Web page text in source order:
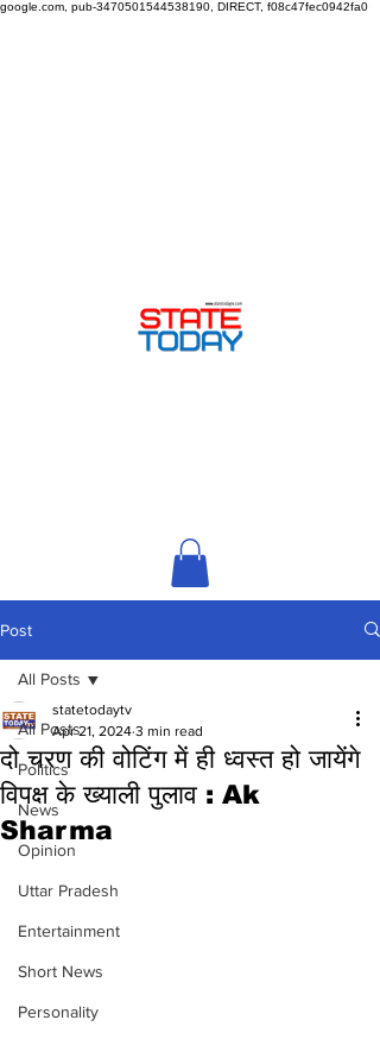
google.com, pub-3470501544538190, DIRECT, f08c47fec0942fa0
Post
All Posts
Politics
News
Opinion
Uttar Pradesh
Entertainment
Short News
Personality
All Posts
दो चरण की वोटिंग में ही ध्वस्त हो जायेंगे
विपक्ष के ख्याली पुलाव : Ak
Sharma
statetodaytv
Apr 21, 2024 3 min read